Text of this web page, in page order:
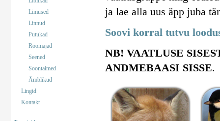
Limused
Linnud
Putukad
Roomajad
Seened
Soontaimed
Ämblikud
Lingid
Kontakt
ja lae alla uus äpp juba
Soovi korral tutvu
NB! VAATLUSE
ANDMEBAASI SISSE.